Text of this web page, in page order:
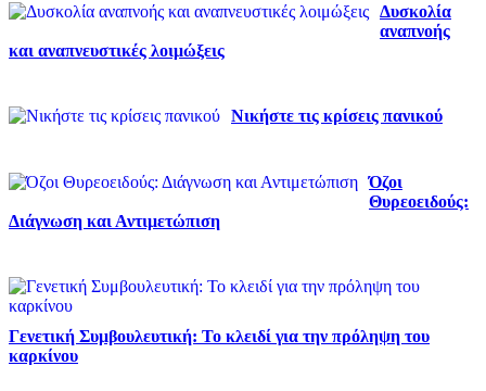
Δυσκολία
αναπνοής
και αναπνευστικές λοιμώξεις
Νικήστε τις κρίσεις πανικού
Όζοι
Θυρεοειδούς:
Διάγνωση και Αντιμετώπιση
Γενετική Συμβουλευτική: Το κλειδί για την πρόληψη του
καρκίνου